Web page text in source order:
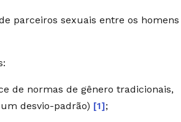
parceiros sexuais entre os homens
de normas de gênero tradicionais,
desvio-padrão) [1];